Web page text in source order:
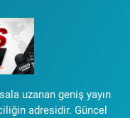
uzanan geniş yayın
adresidir. Güncel